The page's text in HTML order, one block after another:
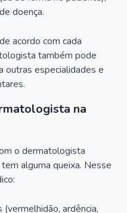
doença.
acordo com cada
também pode
outras especialidades e
na
o dermatologista
alguma queixa. Nesse
ardência,